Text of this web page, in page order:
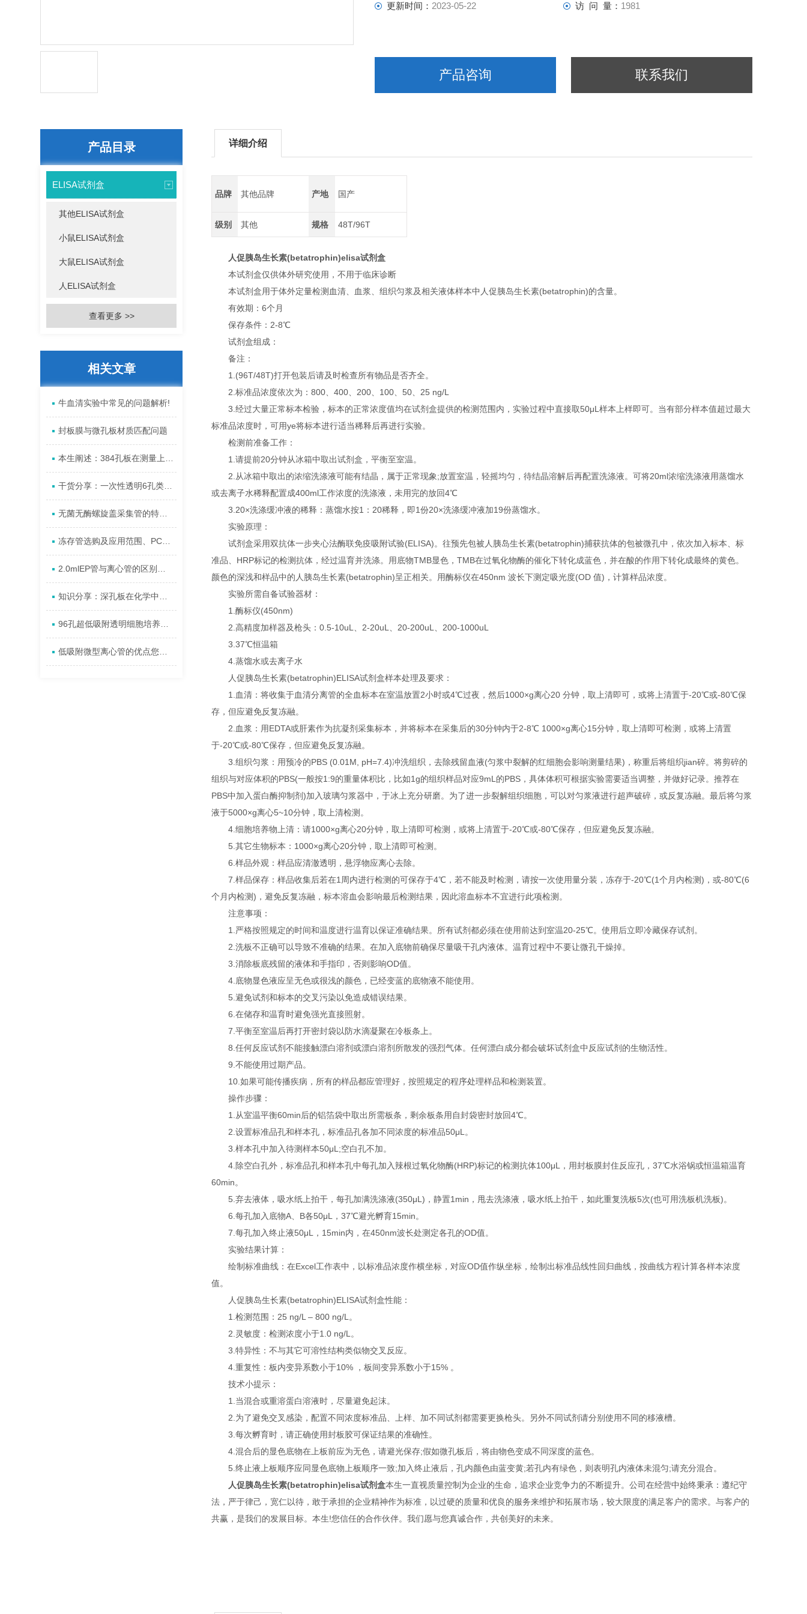
更新时间： 2023-05-22 访 问 量： 1981
产品咨询 联系我们
产品目录
ELISA试剂盒
其他ELISA试剂盒
小鼠ELISA试剂盒
大鼠ELISA试剂盒
人ELISA试剂盒
查看更多 >>
相关文章
牛血清实验中常见的问题解析!
封板膜与微孔板材质匹配问题
详细介绍
品牌 其他品牌 产地 国产
级别 其他 规格 48T/96T
人促胰岛生长素(betatrophin)elisa试剂盒
本试剂盒仅供体外研究使用，不用于临床诊断
本试剂盒用于体外定量检测血清、血浆、组织匀浆及相关液体样本中人促胰岛生长素(betatrophin)的含量。
有效期：6个月
保存条件：2-8℃
试剂盒组成：
备注：
1.(96T/48T)打开包装后请及时检查所有物品是否齐全。
2.标准品浓度依次为：800、400、200、100、50、25 ng/L
3.经过大量正常标本检验，标本的正常浓度值均在试剂盒提供的检测范围内，实验过程中直接取50μL样本上样即可。当有部分样本值超过最大
标准品浓度时，可用ye将标本进行适当稀释后再进行实验。
检测前准备工作：
1.请提前20分钟从冰箱中取出试剂盒，平衡至室温。
2.从冰箱中取出的浓缩洗涤液可能有结晶，属于正常现象;放置室温，轻摇均匀，待结晶溶解后再配置洗涤液。可将20ml浓缩洗涤液用蒸馏水
或去离子水稀释配置成400ml工作浓度的洗涤液，未用完的放回4℃
3.20×洗涤缓冲液的稀释：蒸馏水按1：20稀释，即1份20×洗涤缓冲液加19份蒸馏水。
实验原理：
试剂盒采用双抗体一步夹心法酶联免疫吸附试验(ELISA)。往预先包被人胰岛生长素(betatrophin)捕获抗体的包被微孔中，依次加入标本、标
准品、HRP标记的检测抗体，经过温育并洗涤。用底物TMB显色，TMB在过氧化物酶的催化下转化成蓝色，并在酸的作用下转化成最终的黄色。
颜色的深浅和样品中的人胰岛生长素(betatrophin)呈正相关。用酶标仪在450nm 波长下测定吸光度(OD 值)，计算样品浓度。
实验所需自备试验器材：
1.酶标仪(450nm)
2.高精度加样器及枪头：0.5-10uL、2-20uL、20-200uL、200-1000uL
3.37℃恒温箱
4.蒸馏水或去离子水
人促胰岛生长素(betatrophin)ELISA试剂盒样本处理及要求：
1.血清：将收集于血清分离管的全血标本在室温放置2小时或4℃过夜，然后1000×g离心20 分钟，取上清即可，或将上清置于-20℃或-80℃保
存，但应避免反复冻融。
2.血浆：用EDTA或肝素作为抗凝剂采集标本，并将标本在采集后的30分钟内于2-8℃ 1000×g离心15分钟，取上清即可检测，或将上清置
于-20℃或-80℃保存，但应避免反复冻融。
3.组织匀浆：用预冷的PBS (0.01M, pH=7.4)冲洗组织，去除残留血液(匀浆中裂解的红细胞会影响测量结果)，称重后将组织jian碎。将剪碎的
组织与对应体积的PBS(一般按1:9的重量体积比，比如1g的组织样品对应9mL的PBS，具体体积可根据实验需要适当调整，并做好记录。推荐在
PBS中加入蛋白酶抑制剂)加入玻璃匀浆器中，于冰上充分研磨。为了进一步裂解组织细胞，可以对匀浆液进行超声破碎，或反复冻融。最后将匀浆
液于5000×g离心5~10分钟，取上清检测。
4.细胞培养物上清：请1000×g离心20分钟，取上清即可检测，或将上清置于-20℃或-80℃保存，但应避免反复冻融。
5.其它生物标本：1000×g离心20分钟，取上清即可检测。
6.样品外观：样品应清澈透明，悬浮物应离心去除。
7.样品保存：样品收集后若在1周内进行检测的可保存于4℃，若不能及时检测，请按一次使用量分装，冻存于-20℃(1个月内检测)，或-80℃(6
个月内检测)，避免反复冻融，标本溶血会影响最后检测结果，因此溶血标本不宜进行此项检测。
注意事项：
1.严格按照规定的时间和温度进行温育以保证准确结果。所有试剂都必须在使用前达到室温20-25℃。使用后立即冷藏保存试剂。
2.洗板不正确可以导致不准确的结果。在加入底物前确保尽量吸干孔内液体。温育过程中不要让微孔干燥掉。
3.消除板底残留的液体和手指印，否则影响OD值。
4.底物显色液应呈无色或很浅的颜色，已经变蓝的底物液不能使用。
5.避免试剂和标本的交叉污染以免造成错误结果。
6.在储存和温育时避免强光直接照射。
7.平衡至室温后再打开密封袋以防水滴凝聚在冷板条上。
8.任何反应试剂不能接触漂白溶剂或漂白溶剂所散发的强烈气体。任何漂白成分都会破坏试剂盒中反应试剂的生物活性。
9.不能使用过期产品。
10.如果可能传播疾病，所有的样品都应管理好，按照规定的程序处理样品和检测装置。
操作步骤：
1.从室温平衡60min后的铝箔袋中取出所需板条，剩余板条用自封袋密封放回4℃。
2.设置标准品孔和样本孔，标准品孔各加不同浓度的标准品50μL。
3.样本孔中加入待测样本50μL;空白孔不加。
4.除空白孔外，标准品孔和样本孔中每孔加入辣根过氧化物酶(HRP)标记的检测抗体100μL，用封板膜封住反应孔，37℃水浴锅或恒温箱温育
60min。
5.弃去液体，吸水纸上拍干，每孔加满洗涤液(350μL)，静置1min，甩去洗涤液，吸水纸上拍干，如此重复洗板5次(也可用洗板机洗板)。
6.每孔加入底物A、B各50μL，37℃避光孵育15min。
7.每孔加入终止液50μL，15min内，在450nm波长处测定各孔的OD值。
实验结果计算：
绘制标准曲线：在Excel工作表中，以标准品浓度作横坐标，对应OD值作纵坐标，绘制出标准品线性回归曲线，按曲线方程计算各样本浓度
值。
人促胰岛生长素(betatrophin)ELISA试剂盒性能：
1.检测范围：25 ng/L – 800 ng/L。
2.灵敏度：检测浓度小于1.0 ng/L。
3.特异性：不与其它可溶性结构类似物交叉反应。
4.重复性：板内变异系数小于10% ，板间变异系数小于15% 。
技术小提示：
1.当混合或重溶蛋白溶液时，尽量避免起沫。
2.为了避免交叉感染，配置不同浓度标准品、上样、加不同试剂都需要更换枪头。另外不同试剂请分别使用不同的移液槽。
3.每次孵育时，请正确使用封板胶可保证结果的准确性。
4.混合后的显色底物在上板前应为无色，请避光保存;假如微孔板后，将由物色变成不同深度的蓝色。
5.终止液上板顺序应同显色底物上板顺序一致;加入终止液后，孔内颜色由蓝变黄;若孔内有绿色，则表明孔内液体未混匀;请充分混合。
人促胰岛生长素(betatrophin)elisa试剂盒本生一直视质量控制为企业的生命，追求企业竞争力的不断提升。公司在经营中始终秉承：遵纪守
法，严于律己，宽仁以待，敢于承担的企业精神作为标准，以过硬的质量和优良的服务来维护和拓展市场，较大限度的满足客户的需求。与客户的
共赢，是我们的发展目标。本生!您信任的合作伙伴。我们愿与您真诚合作，共创美好的未来。